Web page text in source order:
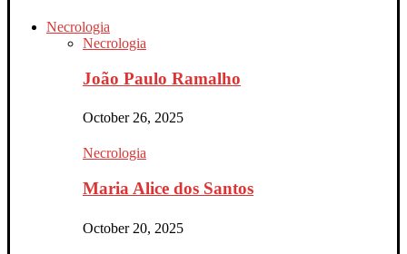
Necrologia
Necrologia
João Paulo Ramalho
October 26, 2025
Necrologia
Maria Alice dos Santos
October 20, 2025